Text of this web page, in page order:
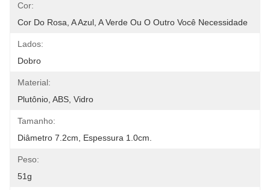
Cor:
Cor Do Rosa, A Azul, A Verde Ou O Outro Você Necessidade
Lados:
Dobro
Material:
Plutônio, ABS, Vidro
Tamanho:
Diâmetro 7.2cm, Espessura 1.0cm.
Peso:
51g